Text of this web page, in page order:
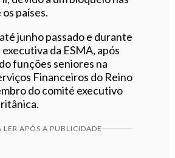
países.
junho passado e durante
da ESMA, após
funções seniores na
Financeiros do Reino
do comité executivo
APÓS A PUBLICIDADE